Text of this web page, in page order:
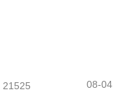
21525 08-04